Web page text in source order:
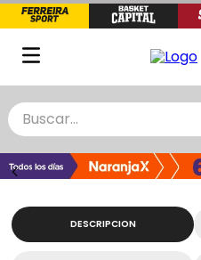
Buscar...
TÉRMINOS MÁS BUSCADOS
1.
zapatillas basquet
3.
zapatillas
DESCRIPCION